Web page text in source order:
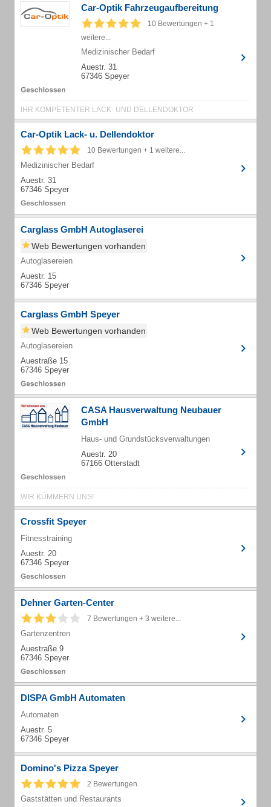
Car-Optik Fahrzeugaufbereitung
10 Bewertungen + 1
weitere...
Medizinischer Bedarf
Auestr. 31
67346 Speyer
IHR KOMPETENTER LACK- UND DELLENDOKTOR
Car-Optik Lack- u. Dellendoktor
10 Bewertungen + 1 weitere...
Medizinischer Bedarf
Auestr. 31
67346 Speyer
Carglass GmbH Autoglaserei
Web Bewertungen vorhanden
Autoglasereien
Auestr. 15
67346 Speyer
Carglass GmbH Speyer
Web Bewertungen vorhanden
Autoglasereien
Auestraße 15
67346 Speyer
CASA Hausverwaltung Neubauer
GmbH
Haus- und Grundstücksverwaltungen
Auestr. 20
67166 Otterstadt
WIR KÜMMERN UNS!
Crossfit Speyer
Fitnesstraining
Auestr. 20
67346 Speyer
Dehner Garten-Center
7 Bewertungen + 3 weitere...
Gartenzentren
Auestraße 9
67346 Speyer
DISPA GmbH Automaten
Automaten
Auestr. 5
67346 Speyer
Domino's Pizza Speyer
2 Bewertungen
Gaststätten und Restaurants